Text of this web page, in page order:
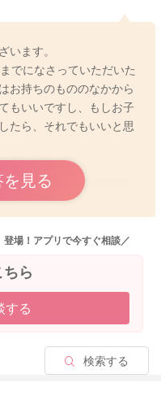
います。
でになさっていただいた
お持ちのもののなかから
もいいですし、もしお子
たら、それでもいいと思
見る
2025/10/5 17:49
場！アプリで今すぐ相談／
ら
する
検索する